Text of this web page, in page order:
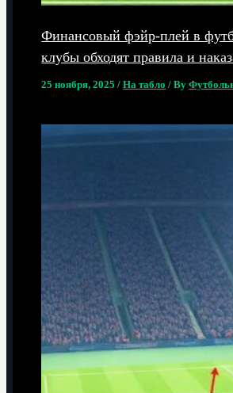
Финансовый фэйр-плей в
клубы обходят правила и
25 ноября, 2025/На табло / By